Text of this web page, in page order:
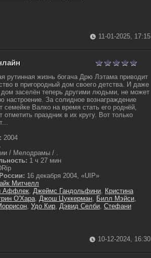
11-01-2025, 17:15
рутинная жизнь богача Дрю Лэтама приводит
в пригородный дом своего детства. И даже
дом заселён теперь другими людьми, не может
настроение. За солидное вознаграждение
семейке Валко на время стать его роднёй,
отметить праздник в их кругу. Вот только
2004
/ Мелодрамы / .
1 ч 27 мин
16 декабря 2004, «UIP»
Митчелл
Аффлек, Джеймс Гандольфини, Кристина
О'Хара, Джош Цуккерман, Билл Мэйси,
, Удо Кир, Дэвид Селби, Стефани
10-12-2024, 16:30